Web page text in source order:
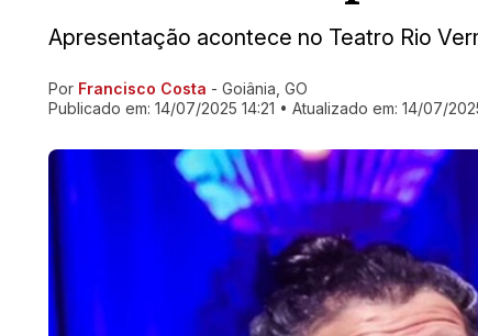
Apresentação acontece no Teatro Rio
Ir direto pra matéria
Por Francisco Costa - Goiânia, GO
Publicado em: 14/07/2025 14:21 • Atualizado em: 14/07/